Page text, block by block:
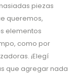
piezas
queremos,
elementos
como por
¡Elegí
que agregar nada